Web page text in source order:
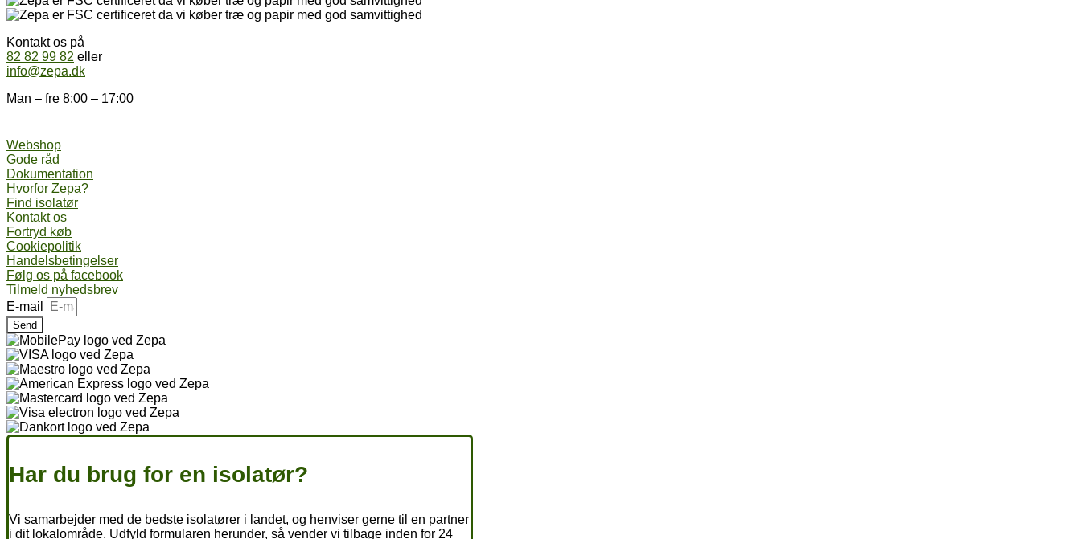
Kontakt os på
82 82 99 82 eller
info@zepa.dk
Man – fre 8:00 – 17:00
Webshop
Gode råd
Dokumentation
Hvorfor Zepa?
Find isolatør
Kontakt os
Fortryd køb
Cookiepolitik
Handelsbetingelser
Følg os på facebook
Tilmeld nyhedsbrev
E-mail
Send
Har du brug for en isolatør?
Vi samarbejder med de bedste isolatører i landet, og henviser gerne til en partner
i dit lokalområde. Udfyld formularen herunder, så vender vi tilbage inden for 24